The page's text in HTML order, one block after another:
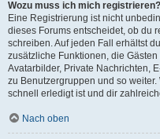
Wozu muss ich mich registrieren?
Eine Registrierung ist nicht
dieses Forums entscheidet, ob du
schreiben. Auf jeden Fall erhältst
zusätzliche Funktionen, die
Avatarbilder, Private Nachrichten,
zu Benutzergruppen und so
schnell erledigt ist und dir
Nach oben